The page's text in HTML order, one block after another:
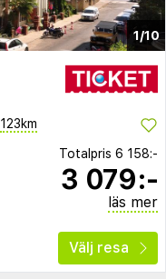
1/10
123km
Totalpris 6 158:-
3 079:-
läs mer
Välj resa